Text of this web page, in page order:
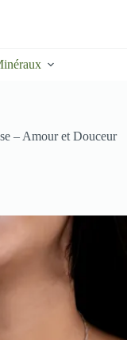
– Amour et Douceur